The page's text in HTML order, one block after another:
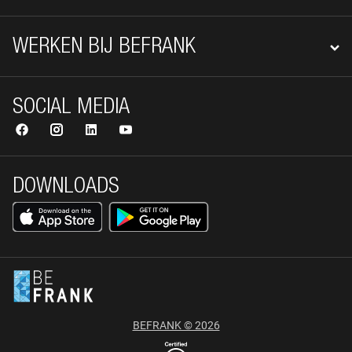
WERKEN BIJ BEFRANK
DOWNLOADS
SOCIAL MEDIA
BEFRANK © 2026